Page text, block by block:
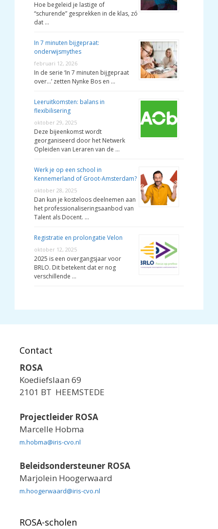
Hoe begeleid je lastige of
“schurende” gesprekken in de klas, zó
dat …
In 7 minuten bijgepraat:
onderwijsmythes
februari 12, 2026
In de serie ‘In 7 minuten bijgepraat
over…’ zetten Nynke Bos en …
Leeruitkomsten: balans in
flexibilisering
oktober 29, 2025
Deze bijeenkomst wordt
georganiseerd door het Netwerk
Opleiden van Leraren van de …
Werk je op een school in
Kennemerland of Groot-Amsterdam?
oktober 28, 2025
Dan kun je kosteloos deelnemen aan
het professionaliseringsaanbod van
Talent als Docent. …
Registratie en prolongatie Velon
oktober 12, 2025
2025 is een overgangsjaar voor
BRLO. Dit betekent dat er nog
verschillende …
Contact
ROSA
Koediefslaan 69
2101 BT HEEMSTEDE
Projectleider ROSA
Marcelle Hobma
m.hobma@iris-cvo.nl
Beleidsondersteuner ROSA
Marjolein Hoogerwaard
m.hoogerwaard@iris-cvo.nl
ROSA-scholen